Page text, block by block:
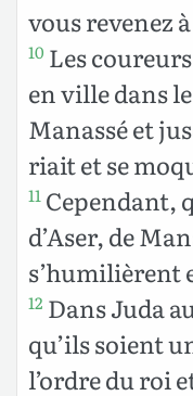
vous revenez
10 Les
en ville dans
Manassé et
riait et se
11 Cependant,
d’Aser, de
s’humilièrent
12 Dans Juda
qu’ils soient
l’ordre du roi